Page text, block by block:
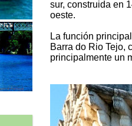
sur, construida en
oeste.
La función
Barra do Rio Tejo,
principalmente un